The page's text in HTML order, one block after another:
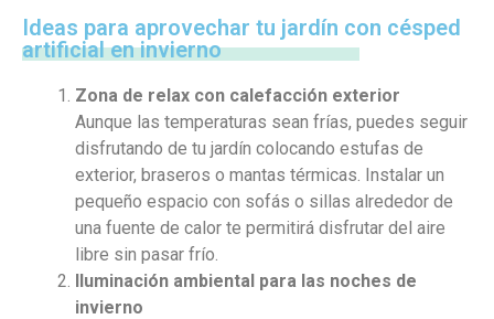
Ideas para aprovechar tu jardín con césped
artificial en invierno
Zona de relax con calefacción exterior
Aunque las temperaturas sean frías, puedes seguir
disfrutando de tu jardín colocando estufas de
exterior, braseros o mantas térmicas. Instalar un
pequeño espacio con sofás o sillas alrededor de
una fuente de calor te permitirá disfrutar del aire
libre sin pasar frío.
Iluminación ambiental para las noches de
invierno